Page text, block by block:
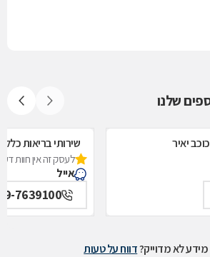
שלנו
יאיר שירותי בריאות
לעסק זה אין חוות
אייל
7639100
לא מדוייק?דווח על טעות